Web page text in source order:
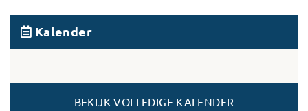
Kalender
BEKIJK VOLLEDIGE KALENDER